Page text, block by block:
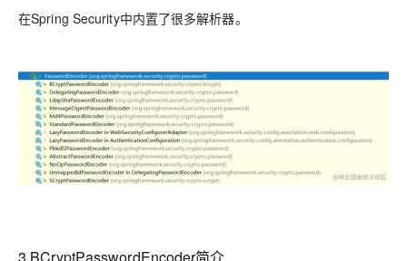
在Spring Security中内置了很多解析器。
3.BCryptPasswordEncoder简介